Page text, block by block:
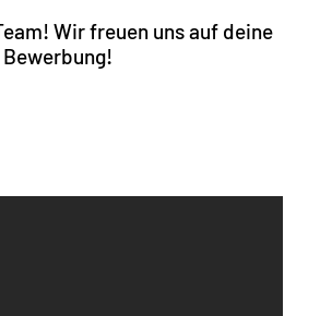
Wir freuen uns auf deine